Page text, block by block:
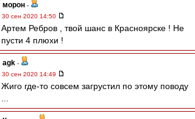
морон -
30 сен 2020 14:50
Артем Ребров , твой шанс в Красноярске ! Не
пусти 4 плюхи !
agk -
30 сен 2020 14:49
Жиго где-то совсем загрустил по этому поводу